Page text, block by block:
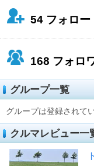
54 フォロー
168 フォロ
グループ一覧
グループは登録されて
クルマレビュー一